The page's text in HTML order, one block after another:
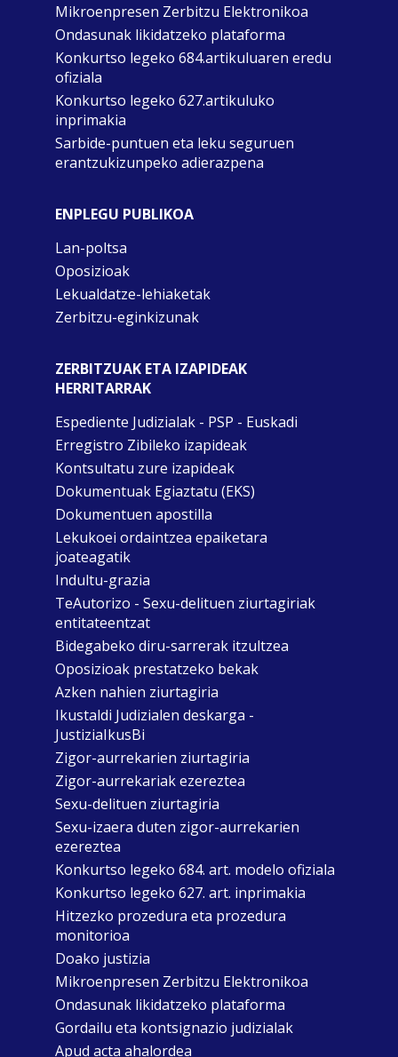
Mikroenpresen Zerbitzu Elektronikoa
Ondasunak likidatzeko plataforma
Konkurtso legeko 684.artikuluaren eredu
ofiziala
Konkurtso legeko 627.artikuluko
inprimakia
Sarbide-puntuen eta leku seguruen
erantzukizunpeko adierazpena
ENPLEGU PUBLIKOA
Lan-poltsa
Oposizioak
Lekualdatze-lehiaketak
Zerbitzu-eginkizunak
ZERBITZUAK ETA IZAPIDEAK
HERRITARRAK
Espediente Judizialak - PSP - Euskadi
Erregistro Zibileko izapideak
Kontsultatu zure izapideak
Dokumentuak Egiaztatu (EKS)
Dokumentuen apostilla
Lekukoei ordaintzea epaiketara
joateagatik
Indultu-grazia
TeAutorizo - Sexu-delituen ziurtagiriak
entitateentzat
Bidegabeko diru-sarrerak itzultzea
Oposizioak prestatzeko bekak
Azken nahien ziurtagiria
Ikustaldi Judizialen deskarga -
JustiziaIkusBi
Zigor-aurrekarien ziurtagiria
Zigor-aurrekariak ezereztea
Sexu-delituen ziurtagiria
Sexu-izaera duten zigor-aurrekarien
ezereztea
Konkurtso legeko 684. art. modelo ofiziala
Konkurtso legeko 627. art. inprimakia
Hitzezko prozedura eta prozedura
monitorioa
Doako justizia
Mikroenpresen Zerbitzu Elektronikoa
Ondasunak likidatzeko plataforma
Gordailu eta kontsignazio judizialak
Apud acta ahalordea